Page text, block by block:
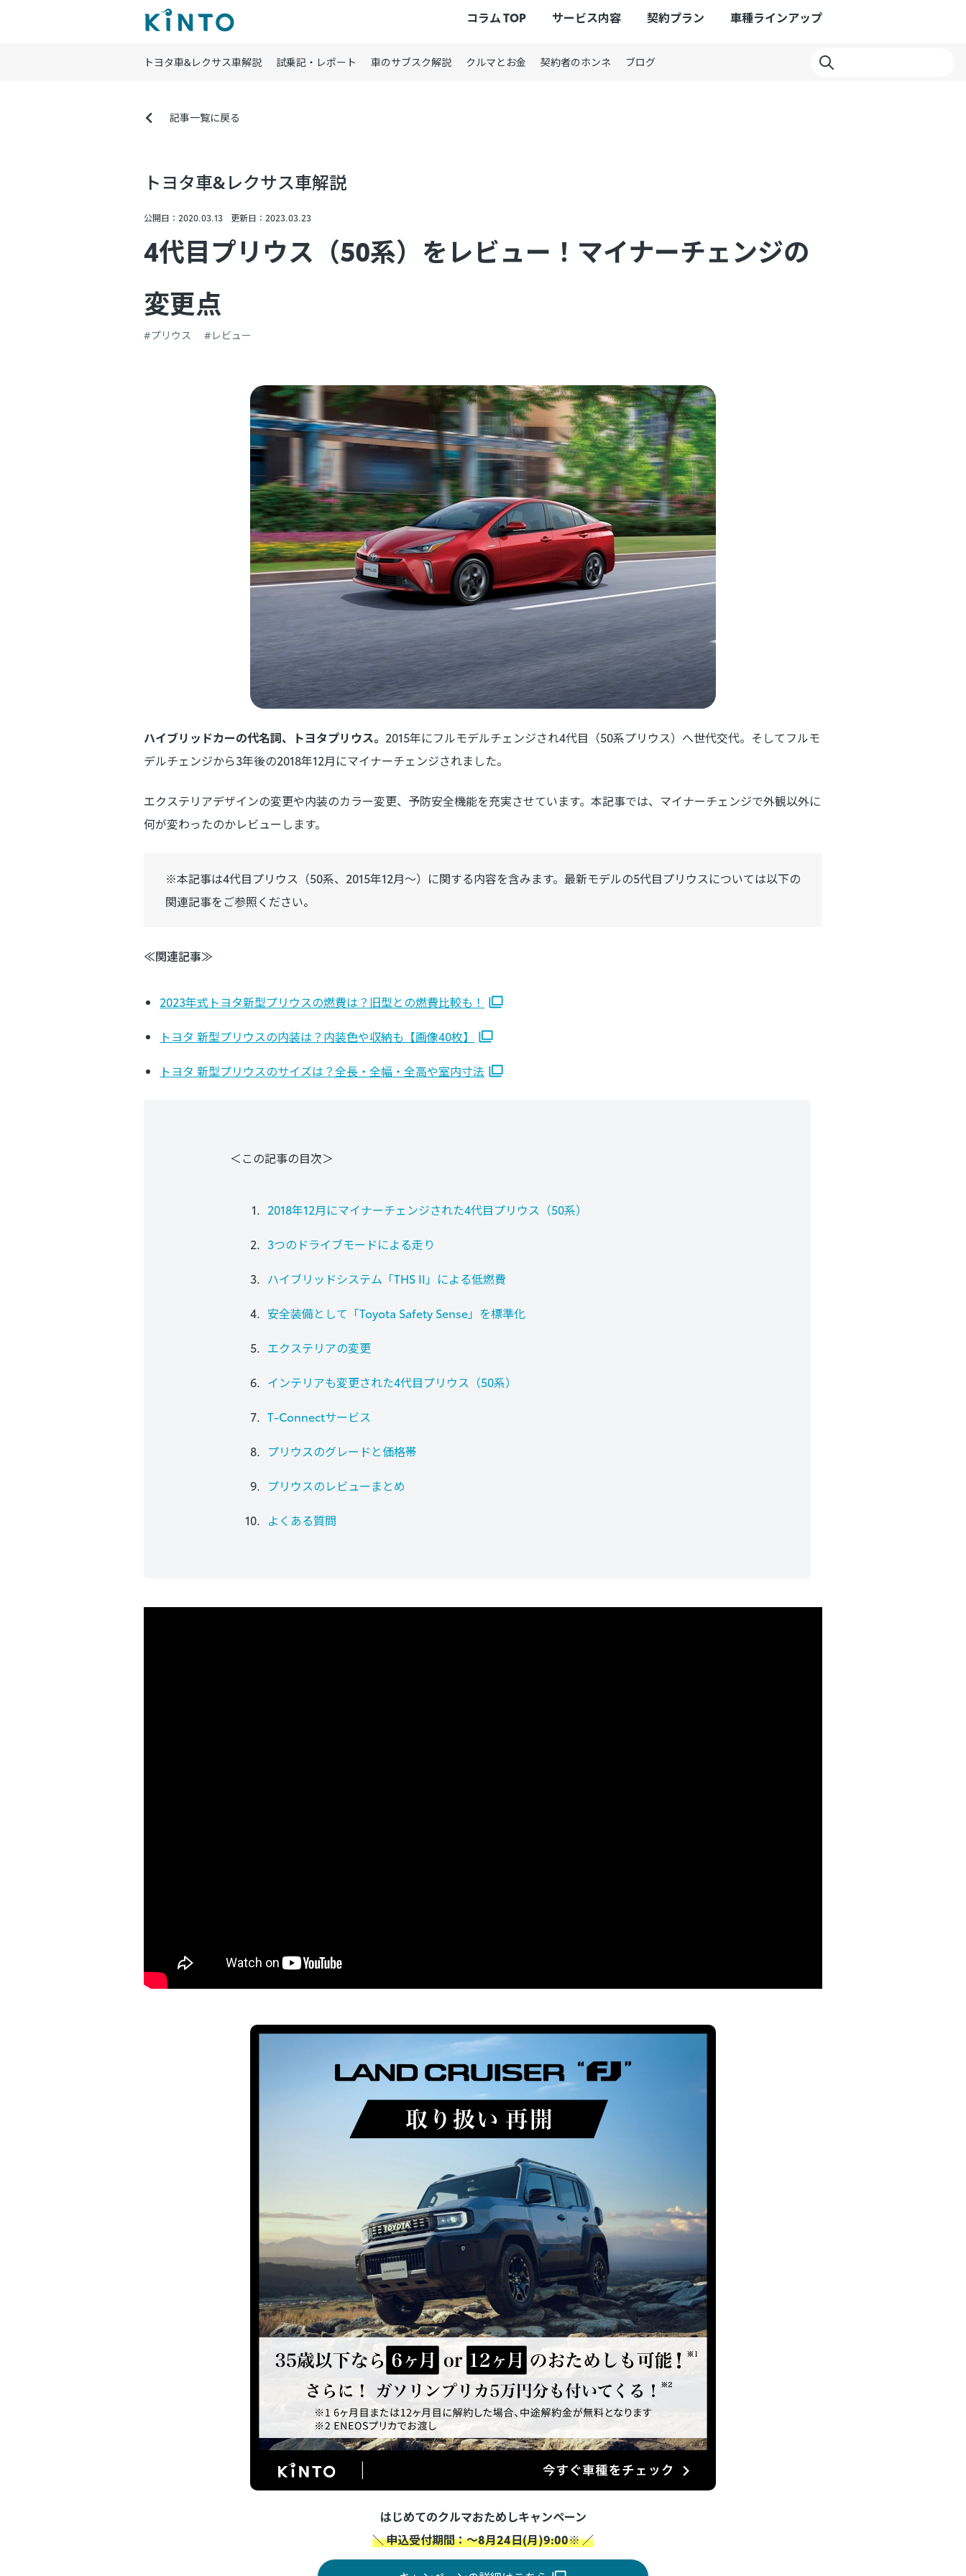
コラム TOP サービス内容 契約プラン 車種ラインアップ
トヨタ車&レクサス車解説 試乗記・レポート 車のサブスク解説 クルマとお金 契約者のホンネ ブログ
記事一覧に戻る
トヨタ車&レクサス車解説
公開日：2020.03.13 更新日：2023.03.23
4代目プリウス（50系）をレビュー！マイナーチェンジの
変更点
#プリウス #レビュー
ハイブリッドカーの代名詞、トヨタプリウス。 2015年にフルモデルチェンジされ4代目（50系プリウス）へ世代交代。そしてフルモ
デルチェンジから3年後の2018年12月にマイナーチェンジされました。
エクステリアデザインの変更や内装のカラー変更、予防安全機能を充実させています。本記事では、マイナーチェンジで外観以外に
何が変わったのかレビューします。
※本記事は4代目プリウス（50系、2015年12月～）に関する内容を含みます。最新モデルの5代目プリウスについては以下の
関連記事をご参照ください。
≪関連記事≫
2023年式トヨタ新型プリウスの燃費は？旧型との燃費比較も！
トヨタ 新型プリウスの内装は？内装色や収納も【画像40枚】
トヨタ 新型プリウスのサイズは？全長・全幅・全高や室内寸法
＜この記事の目次＞
2018年12月にマイナーチェンジされた4代目プリウス（50系）
3つのドライブモードによる走り
ハイブリッドシステム「THS II」による低燃費
安全装備として「Toyota Safety Sense」を標準化
エクステリアの変更
インテリアも変更された4代目プリウス（50系）
T-Connectサービス
プリウスのグレードと価格帯
プリウスのレビューまとめ
よくある質問
はじめてのクルマおためしキャンペーン
＼ 申込受付期間：～8月24日(月)9:00※ ／